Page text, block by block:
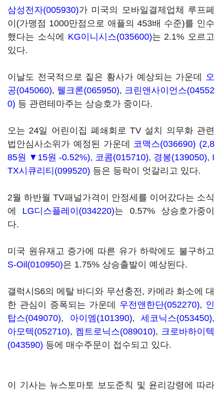
삼성전자(005930)가 미국의 모바일결제업체 루프페
이(가맹점 1000만점으로 애플의 453배 수준)를 인수
했다는 소식에 KG이니시스(035600)는 2.1% 오르고
있다.
이날도 전국적으로 짙은 황사가 예상되는 가운데 오
공(045060), 웰크론(065950), 크린앤사이언스(04552
0) 등 관련테마주는 상승호가 중이다.
오는 24일 어린이집 폐쇄회로 TV 설치 의무화 관련
법안심사소위가 예정된 가운데 코맥스(036690) (2,8
85원 ▼15원 -0.52%), 코콤(015710), 경봉(139050), I
TX시큐리티(099520) 등은 등락이 엇갈리고 있다.
2월 하반월 TV패널가격이 안정세를 이어갔다는 소식
에 LG디스플레이(034220)는 0.57% 상승호가중이
다.
미국 원유재고 증가에 따른 유가 하락에도 불구하고
S-Oil(010950)은 1.75% 상승출발이 예상된다.
갤럭시S6의 메탈 바디와 무선충전, 카메라 화소에 대
한 관심이 증폭되는 가운데 우전앤한단(052270), 인
탑스(049070), 아이엠(101390), 세코닉스(053450),
아모텍(052710), 켐트로닉스(089010), 크로바하이텍
(043590) 등에 매수주문이 접수되고 있다.
이 기사는 뉴스토마토 보도준칙 및 윤리강령에 따라